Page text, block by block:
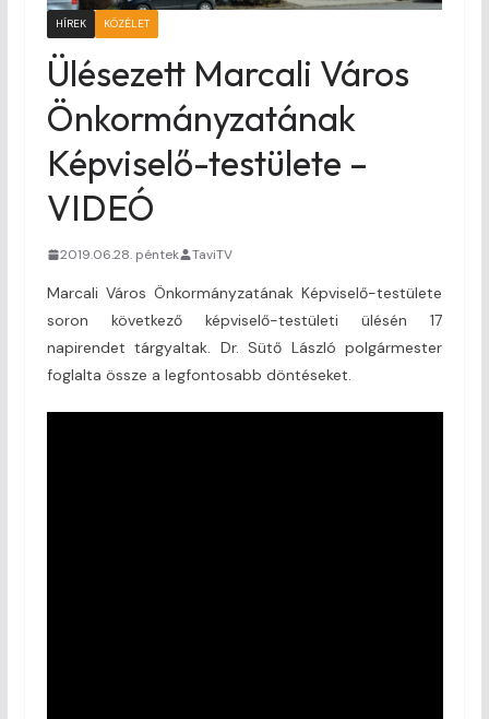
HÍREK KÖZÉLET
Ülésezett Marcali Város
Önkormányzatának
Képviselő-testülete –
VIDEÓ
2019.06.28. péntek TaviTV
Marcali Város Önkormányzatának Képviselő-testülete
soron következő képviselő-testületi ülésén 17
napirendet tárgyaltak. Dr. Sütő László polgármester
foglalta össze a legfontosabb döntéseket.